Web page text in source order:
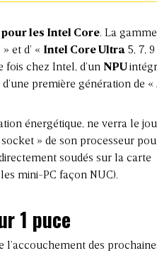
les Intel Core. La gamme
» et d’ « Intel Core Ultra 5, 7, 9
chez Intel, d’un NPU
première génération de «
énergétique, ne verra le
» de son processeur
soudés sur la carte
mini-PC façon NUC).
1 puce
l’accouchement des